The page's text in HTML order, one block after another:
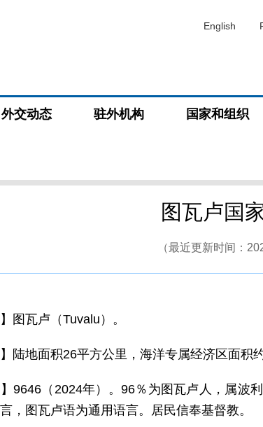
English
外交动态 驻外机构 国家和组织
图瓦卢国
（最近更新时间：
】图瓦卢（Tuvalu）。
】陆地面积26平方公里，海洋专属经济区面积
】9646（2024年）。96％为图瓦卢人，属波
，图瓦卢语为通用语言。居民信奉基督教。